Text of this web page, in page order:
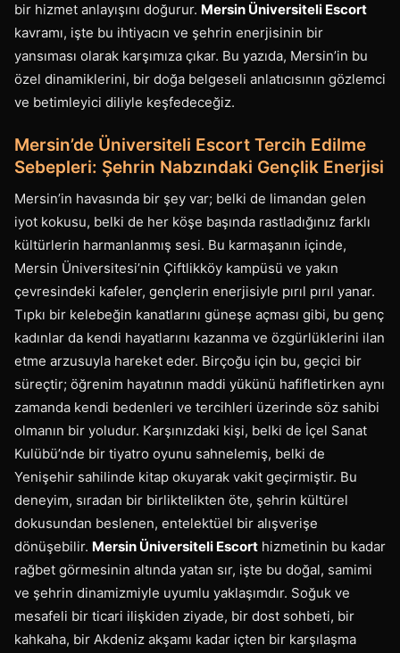
bir hizmet anlayışını doğurur. Mersin Üniversiteli Escort
kavramı, işte bu ihtiyacın ve şehrin enerjisinin bir
yansıması olarak karşımıza çıkar. Bu yazıda, Mersin’in bu
özel dinamiklerini, bir doğa belgeseli anlatıcısının gözlemci
ve betimleyici diliyle keşfedeceğiz.
Mersin’de Üniversiteli Escort Tercih Edilme
Sebepleri: Şehrin Nabzındaki Gençlik Enerjisi
Mersin’in havasında bir şey var; belki de limandan gelen
iyot kokusu, belki de her köşe başında rastladığınız farklı
kültürlerin harmanlanmış sesi. Bu karmaşanın içinde,
Mersin Üniversitesi’nin Çiftlikköy kampüsü ve yakın
çevresindeki kafeler, gençlerin enerjisiyle pırıl pırıl yanar.
Tıpkı bir kelebeğin kanatlarını güneşe açması gibi, bu genç
kadınlar da kendi hayatlarını kazanma ve özgürlüklerini ilan
etme arzusuyla hareket eder. Birçoğu için bu, geçici bir
süreçtir; öğrenim hayatının maddi yükünü hafifletirken aynı
zamanda kendi bedenleri ve tercihleri üzerinde söz sahibi
olmanın bir yoludur. Karşınızdaki kişi, belki de İçel Sanat
Kulübü’nde bir tiyatro oyunu sahnelemiş, belki de
Yenişehir sahilinde kitap okuyarak vakit geçirmiştir. Bu
deneyim, sıradan bir birliktelikten öte, şehrin kültürel
dokusundan beslenen, entelektüel bir alışverişe
dönüşebilir. Mersin Üniversiteli Escort hizmetinin bu kadar
rağbet görmesinin altında yatan sır, işte bu doğal, samimi
ve şehrin dinamizmiyle uyumlu yaklaşımdır. Soğuk ve
mesafeli bir ticari ilişkiden ziyade, bir dost sohbeti, bir
kahkaha, bir Akdeniz akşamı kadar içten bir karşılaşma